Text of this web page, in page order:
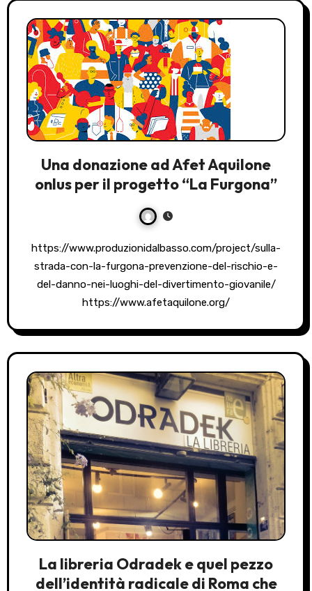
Una donazione ad Afet Aquilone
onlus per il progetto “La Furgona”
https://www.produzionidalbasso.com/project/sulla-
strada-con-la-furgona-prevenzione-del-rischio-e-
del-danno-nei-luoghi-del-divertimento-giovanile/
https://www.afetaquilone.org/
La libreria Odradek e quel pezzo
dell’identità radicale di Roma che